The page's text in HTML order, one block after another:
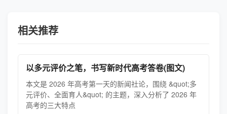
相关推荐
以多元评价之笔，书写新时代高考答卷(图文)
本文是 2026 年高考第一天的新闻社论，围绕 &quot;多
元评价、全面育人&quot; 的主题，深入分析了 2026 年
高考的三大特点